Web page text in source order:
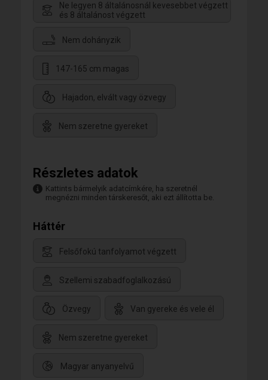
Ne legyen 8 általánosnál kevesebbet végzett
és 8 általánost végzett
Nem dohányzik
147-165 cm magas
Hajadon, elvált vagy özvegy
Nem szeretne gyereket
Részletes adatok
Kattints bármelyik adatcímkére, ha szeretnél
megnézni minden társkeresőt, aki ezt állította be.
Háttér
Felsőfokú tanfolyamot végzett
Szellemi szabadfoglalkozású
Özvegy Van gyereke és vele él
Nem szeretne gyereket
Magyar anyanyelvű